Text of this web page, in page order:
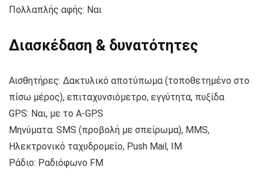
Πολλαπλής αφής: Ναι
Διασκέδαση & δυνατότητες
Αισθητήρες: Δακτυλικό αποτύπωμα (τοποθετημένο στο
πίσω μέρος), επιταχυνσιόμετρο, εγγύτητα, πυξίδα
GPS: Ναι, με το A-GPS
Μηνύματα: SMS (προβολή με σπείρωμα), MMS,
Ηλεκτρονικό ταχυδρομείο, Push Mail, IM
Ράδιο: Ραδιόφωνο FM